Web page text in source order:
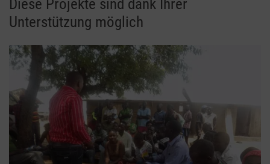
Diese Projekte sind dank Ihrer
Unterstützung möglich